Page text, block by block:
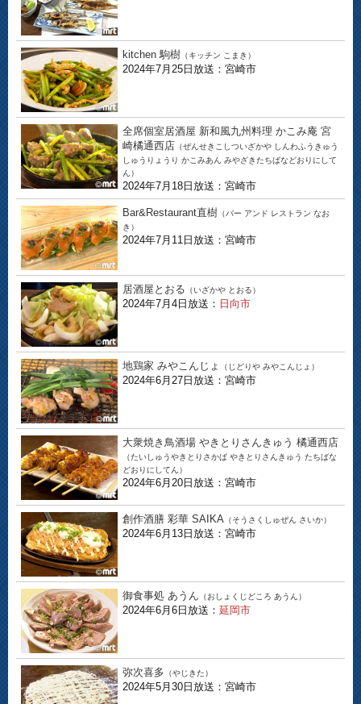
kitchen 駒樹 （キッチン こまき）
2024年7月25日放送：宮崎市
全席個室居酒屋 新和風九州料理 かこみ庵 宮
崎橘通西店 （ぜんせきこしついざかや しんわふうきゅう
しゅうりょうり かこみあん みやざきたちばなどおりにして
ん）
2024年7月18日放送：宮崎市
Bar&Restaurant直樹 （バー アンド レストラン なお
き）
2024年7月11日放送：宮崎市
居酒屋とおる （いざかや とおる）
2024年7月4日放送： 日向市
地鶏家 みやこんじょ （じどりや みやこんじょ）
2024年6月27日放送：宮崎市
大衆焼き鳥酒場 やきとりさんきゅう 橘通西店
（たいしゅうやきとりさかば やきとりさんきゅう たちばな
どおりにしてん）
2024年6月20日放送：宮崎市
創作酒膳 彩華 SAIKA （そうさくしゅぜん さいか）
2024年6月13日放送：宮崎市
御食事処 あうん （おしょくじどころ あうん）
2024年6月6日放送： 延岡市
弥次喜多 （やじきた）
2024年5月30日放送：宮崎市